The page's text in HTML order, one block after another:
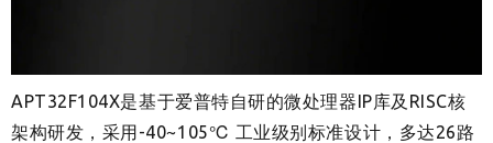
APT32F104X是基于爱普特自研的微处理器IP库及RISC核
架构研发，采用-40~105℃ 工业级别标准设计，多达26路